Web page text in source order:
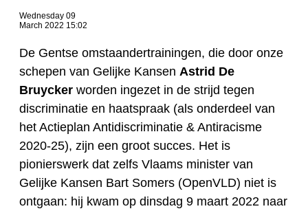
Wednesday 09
March 2022 15:02
De Gentse omstaandertrainingen, die door onze
schepen van Gelijke Kansen Astrid De
Bruycker worden ingezet in de strijd tegen
discriminatie en haatspraak (als onderdeel van
het Actieplan Antidiscriminatie & Antiracisme
2020-25), zijn een groot succes. Het is
pionierswerk dat zelfs Vlaams minister van
Gelijke Kansen Bart Somers (OpenVLD) niet is
ontgaan: hij kwam op dinsdag 9 maart 2022 naar